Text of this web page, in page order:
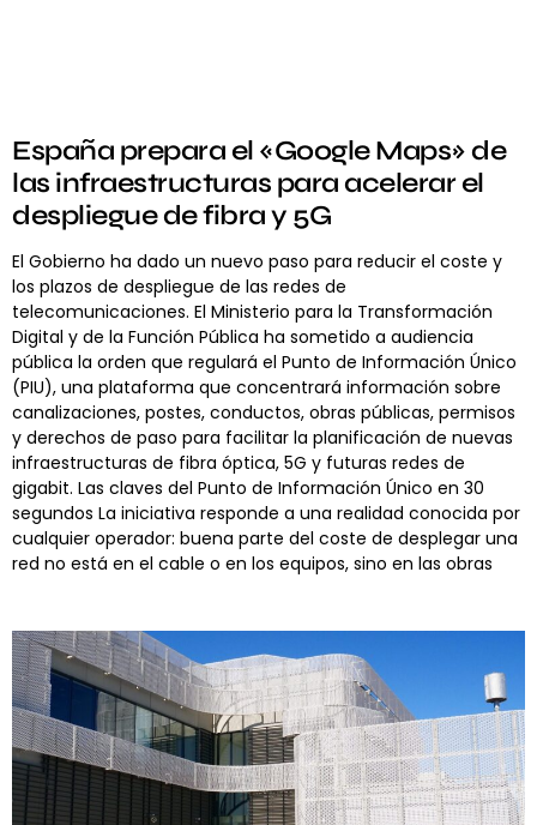
España prepara el «Google Maps» de
las infraestructuras para acelerar el
despliegue de fibra y 5G
El Gobierno ha dado un nuevo paso para reducir el coste y
los plazos de despliegue de las redes de
telecomunicaciones. El Ministerio para la Transformación
Digital y de la Función Pública ha sometido a audiencia
pública la orden que regulará el Punto de Información Único
(PIU), una plataforma que concentrará información sobre
canalizaciones, postes, conductos, obras públicas, permisos
y derechos de paso para facilitar la planificación de nuevas
infraestructuras de fibra óptica, 5G y futuras redes de
gigabit. Las claves del Punto de Información Único en 30
segundos La iniciativa responde a una realidad conocida por
cualquier operador: buena parte del coste de desplegar una
red no está en el cable o en los equipos, sino en las obras